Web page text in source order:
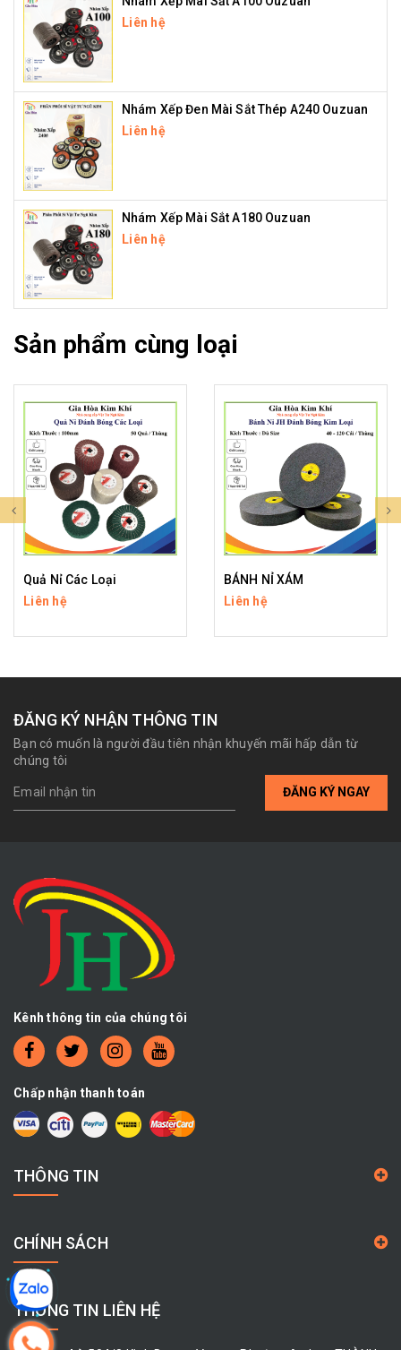
Liên hệ
Nhám Xếp Đen Mài Sắt Thép A240 Ouzuan
Liên hệ
Nhám Xếp Mài Sắt A180 Ouzuan
Liên hệ
Sản phẩm cùng loại
Quả Nỉ Các Loại
Liên hệ
BÁNH NỈ XÁM
Liên hệ
ĐĂNG KÝ NHẬN THÔNG TIN
Bạn có muốn là người đầu tiên nhận khuyến mãi hấp dẫn từ
chúng tôi
ĐĂNG KÝ NGAY
Kênh thông tin của chúng tôi
Chấp nhận thanh toán
THÔNG TIN
CHÍNH SÁCH
THÔNG TIN LIÊN HỆ